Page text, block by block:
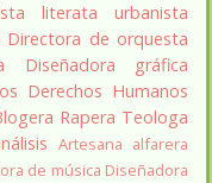
literata
urbanista
Directora de orquesta
Diseñadora gráfica
Derechos Humanos
Rapera Teologa
Artesana alfarera
de música Diseñadora